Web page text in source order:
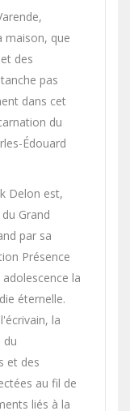
maison, que
des
pas
dans cet
du
Édouard
Delon est,
Grand
par sa
Présence
la
éternelle.
la
du
et des
au fil de
liés à la